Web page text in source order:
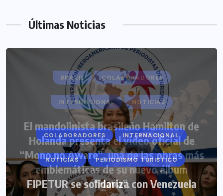
Últimas Noticias
COLABORADORES INTERNACIONAL
NOTICIAS PERIODISMO TURISTICO
FIPETUR se solidariza con Venezuela